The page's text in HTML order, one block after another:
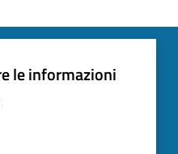
le informazioni